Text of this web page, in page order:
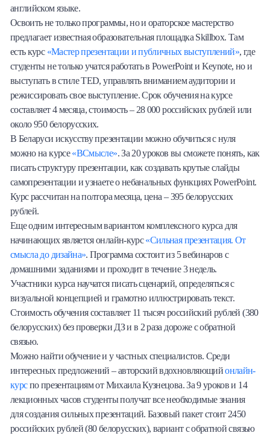
английском языке.
Освоить не только программы, но и ораторское мастерство
предлагает известная образовательная площадка Skillbox. Там
есть курс «Мастер презентации и публичных выступлений», где
студенты не только учатся работать в PowerPoint и Keynote, но и
выступать в стиле TED, управлять вниманием аудитории и
режиссировать свое выступление. Срок обучения на курсе
составляет 4 месяца, стоимость – 28 000 российских рублей или
около 950 белорусских.
В Беларуси искусству презентации можно обучиться с нуля
можно на курсе«ВСмысле». За 20 уроков вы сможете понять, как
писать структуру презентации, как создавать крутые слайды
самопрезентации и узнаете о небанальных функциях PowerPoint.
Курс рассчитан на полтора месяца, цена – 395 белорусских
рублей.
Еще одним интересным вариантом комплексного курса для
начинающих является онлайн-курс«Сильная презентация. От
смысла до дизайна». Программа состоит из 5 вебинаров с
домашними заданиями и проходит в течение 3 недель.
Участники курса научатся писать сценарий, определяться с
визуальной концепцией и грамотно иллюстрировать текст.
Стоимость обучения составляет 11 тысяч российский рублей (380
белорусских) без проверки ДЗ и в 2 раза дороже с обратной
связью.
Можно найти обучение и у частных специалистов. Среди
интересных предложений – авторский вдохновляющийонлайн-
курспо презентациям от Михаила Кузнецова. За 9 уроков и 14
лекционных часов студенты получат все необходимые знания
для создания сильных презентаций. Базовый пакет стоит 2450
российских рублей (80 белорусских), вариант с обратной связью